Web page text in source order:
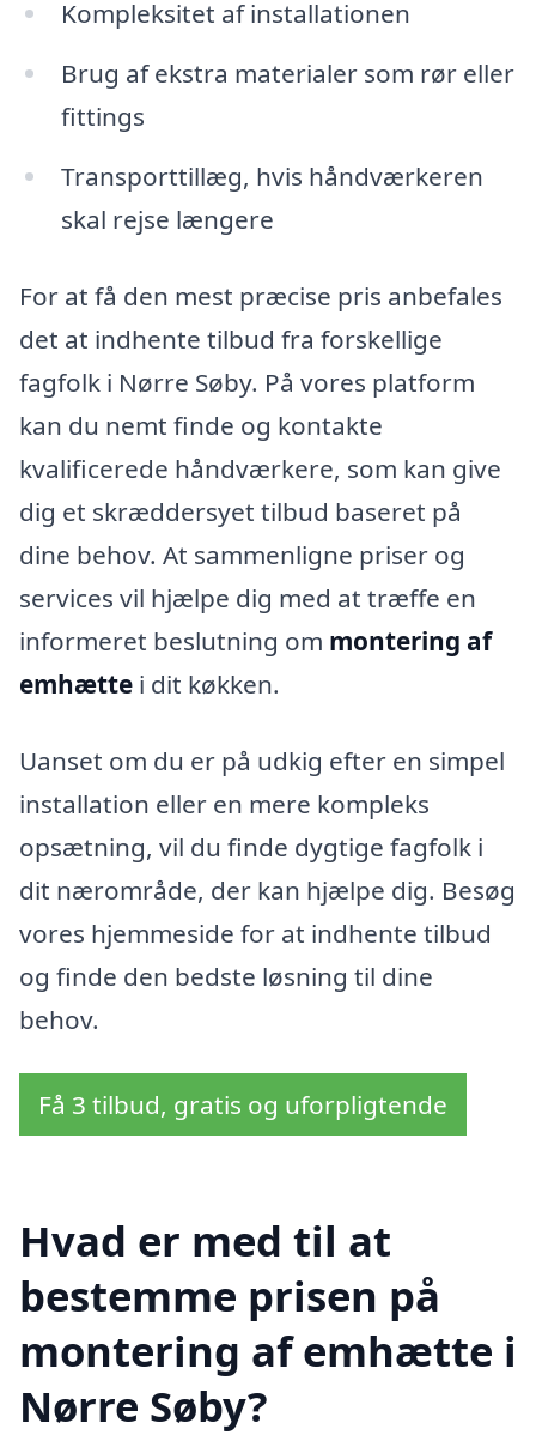
Kompleksitet af installationen
Brug af ekstra materialer som rør eller
fittings
Transporttillæg, hvis håndværkeren
skal rejse længere
For at få den mest præcise pris anbefales
det at indhente tilbud fra forskellige
fagfolk i Nørre Søby. På vores platform
kan du nemt finde og kontakte
kvalificerede håndværkere, som kan give
dig et skræddersyet tilbud baseret på
dine behov. At sammenligne priser og
services vil hjælpe dig med at træffe en
informeret beslutning om montering af
emhætte i dit køkken.
Uanset om du er på udkig efter en simpel
installation eller en mere kompleks
opsætning, vil du finde dygtige fagfolk i
dit nærområde, der kan hjælpe dig. Besøg
vores hjemmeside for at indhente tilbud
og finde den bedste løsning til dine
behov.
Få 3 tilbud, gratis og uforpligtende
Hvad er med til at
bestemme prisen på
montering af emhætte i
Nørre Søby?